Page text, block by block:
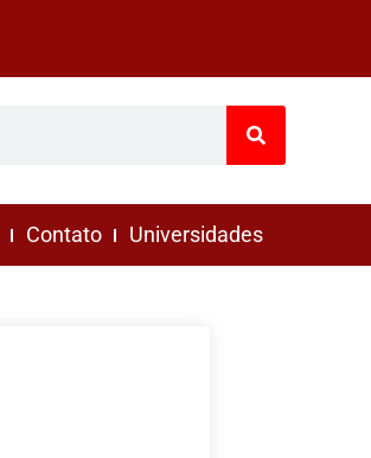
Contato Universidades